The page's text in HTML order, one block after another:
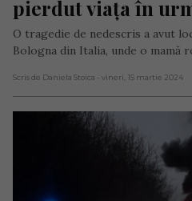
pierdut viața în
O tragedie de nedescris a avut
Bologna din Italia, unde o mamă
Scris de Daniela Stoica - vineri, 15 martie 2024